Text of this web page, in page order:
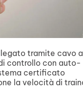
tramite cavo a
controllo con auto-
certificato
la velocità di